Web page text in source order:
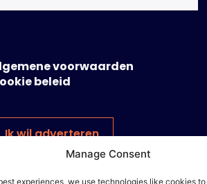
Manage Consent
experiences, we use technologies like cookies
voorwaarden
beleid
Ik wil adverteren